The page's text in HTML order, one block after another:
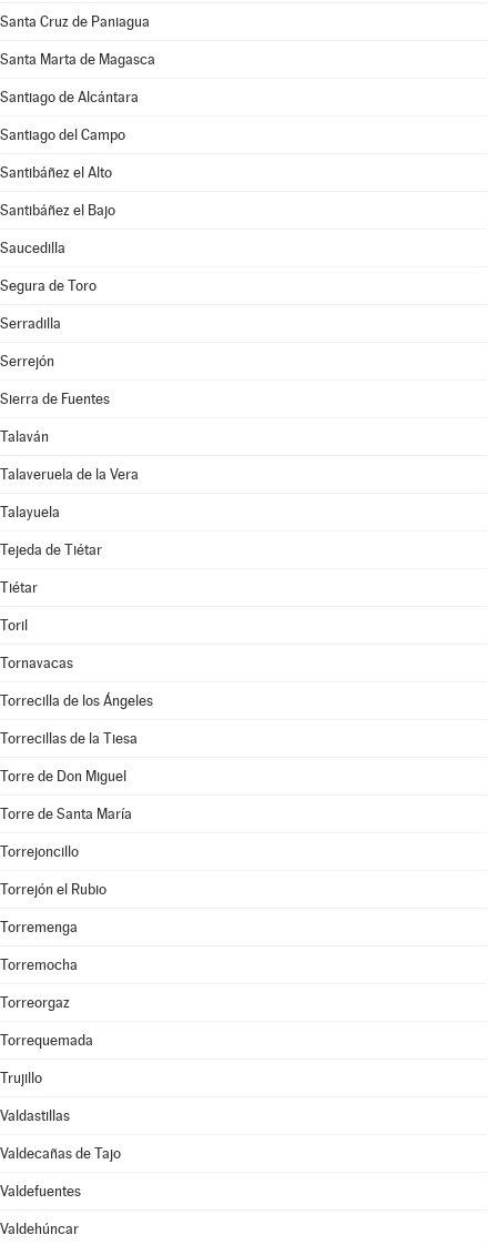
Santa Cruz de Paniagua
Santa Marta de Magasca
Santiago de Alcántara
Santiago del Campo
Santibáñez el Alto
Santibáñez el Bajo
Saucedilla
Segura de Toro
Serradilla
Serrejón
Sierra de Fuentes
Talaván
Talaveruela de la Vera
Talayuela
Tejeda de Tiétar
Tiétar
Toril
Tornavacas
Torrecilla de los Ángeles
Torrecillas de la Tiesa
Torre de Don Miguel
Torre de Santa María
Torrejoncillo
Torrejón el Rubio
Torremenga
Torremocha
Torreorgaz
Torrequemada
Trujillo
Valdastillas
Valdecañas de Tajo
Valdefuentes
Valdehúncar